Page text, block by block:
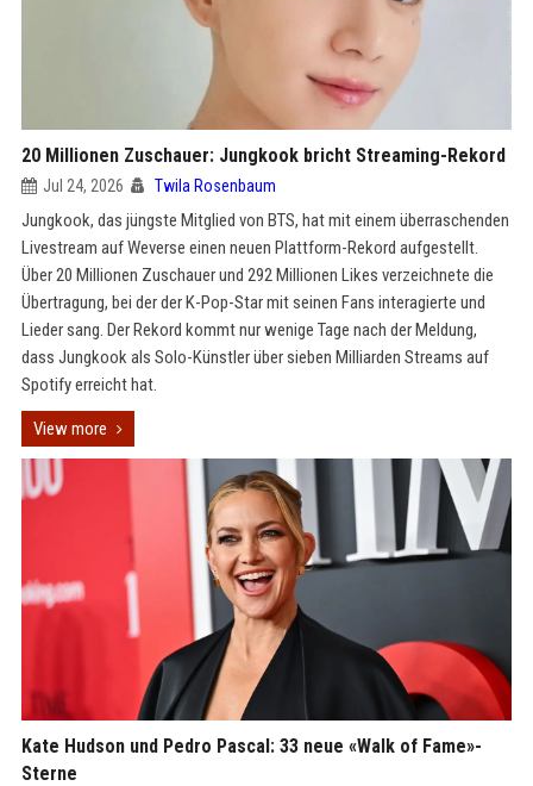
20 Millionen Zuschauer: Jungkook bricht Streaming-Rekord
Jul 24, 2026 Twila Rosenbaum
Jungkook, das jüngste Mitglied von BTS, hat mit einem überraschenden
Livestream auf Weverse einen neuen Plattform-Rekord aufgestellt.
Über 20 Millionen Zuschauer und 292 Millionen Likes verzeichnete die
Übertragung, bei der der K-Pop-Star mit seinen Fans interagierte und
Lieder sang. Der Rekord kommt nur wenige Tage nach der Meldung,
dass Jungkook als Solo-Künstler über sieben Milliarden Streams auf
Spotify erreicht hat.
View more
Kate Hudson und Pedro Pascal: 33 neue «Walk of Fame»-
Sterne